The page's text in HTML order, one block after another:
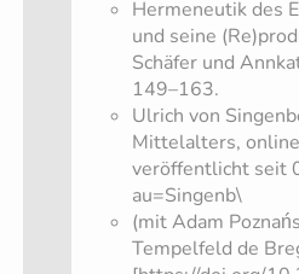
Hermeneutik des
und seine
Schäfer und
149–163.
Ulrich von
Mittelalters, online
veröffentlicht seit
au=Singenb\
(mit Adam
Tempelfeld de